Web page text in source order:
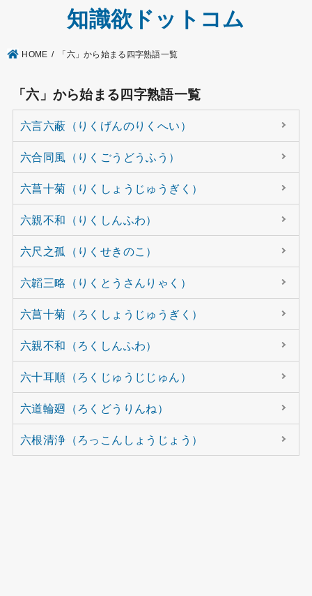
知識欲ドットコム
HOME 「六」から始まる四字熟語一覧
「六」から始まる四字熟語一覧
六言六蔽（りくげんのりくへい）
六合同風（りくごうどうふう）
六菖十菊（りくしょうじゅうぎく）
六親不和（りくしんふわ）
六尺之孤（りくせきのこ）
六韜三略（りくとうさんりゃく）
六菖十菊（ろくしょうじゅうぎく）
六親不和（ろくしんふわ）
六十耳順（ろくじゅうじじゅん）
六道輪廻（ろくどうりんね）
六根清浄（ろっこんしょうじょう）